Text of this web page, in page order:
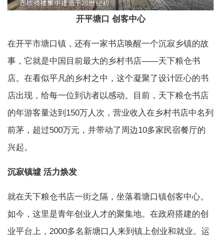
开平塘口 创客中心
在开平市塘口镇，还有一家书店唤醒一个沉寂乡镇的故
事，它就是中国目前最大的乡村书店——天下粮仓书
店。在看似平凡的乡村之中，这个凝聚了设计匠心的书
店出现，给每一位到访者以感动。目前，天下粮仓书店
的年游客量达到150万人次，营业收入在乡村书店中名列
前茅，超过500万元，并带动了周边10多家民宿餐厅的
兴起。
沉寂镇墟 活力焕发
就在天下粮仓书店一街之隔，坐落着塘口镇创客中心。
如今，这里是青年创业人才的聚集地。在政府搭建的创
业平台上，2000多名新塘口人来到镇上创业和就业。运